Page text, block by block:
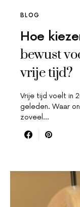
BLOG
Hoe
bewust
vrije tijd?
Vrije tijd voelt in
geleden. Waar
zoveel…